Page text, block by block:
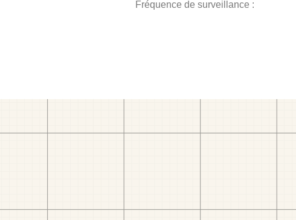
Fréquence de surveillance :